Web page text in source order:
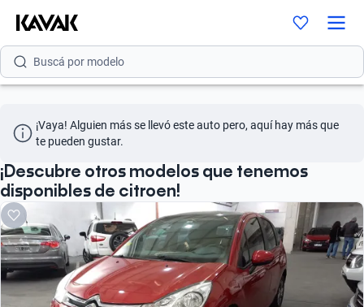
Buscá por versión
Buscá por marca
Buscá por modelo
Buscá por versión
Buscá por año
¡Vaya! Alguien más se llevó este auto pero, aquí hay más que
te pueden gustar.
¡Descubre otros modelos que tenemos
disponibles de citroen!